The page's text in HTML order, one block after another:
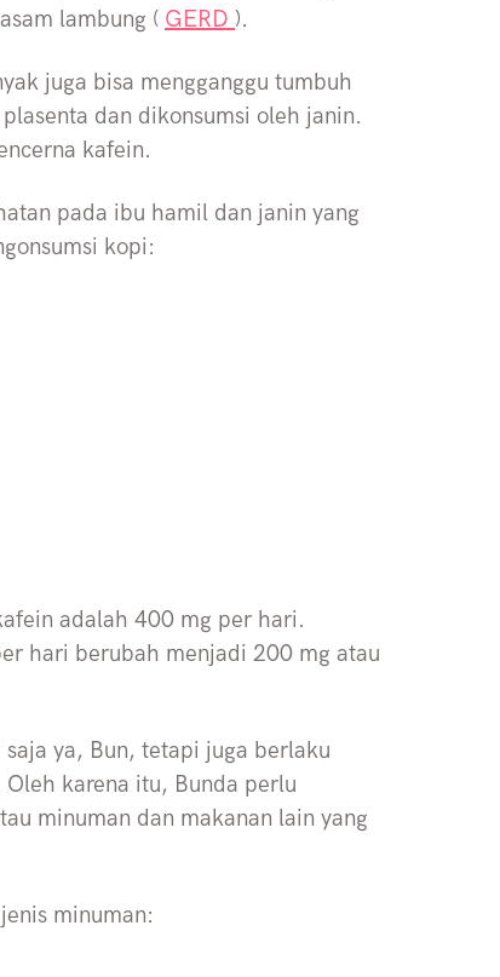
lambung ( GERD ).
juga bisa mengganggu tumbuh
dan dikonsumsi oleh janin.
kafein.
pada ibu hamil dan janin yang
kopi:
adalah 400 mg per hari.
hari berubah menjadi 200 mg atau
ya, Bun, tetapi juga berlaku
karena itu, Bunda perlu
minuman dan makanan lain yang
minuman: